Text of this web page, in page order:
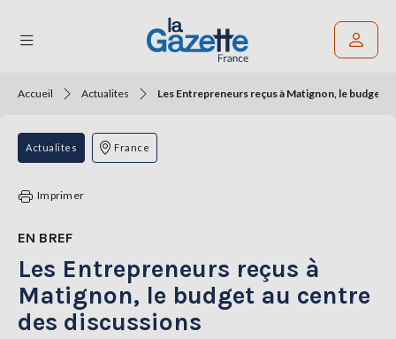
THÉMATIQUES
RÉGIONS
TENDANCES
SERVICES
LA
Accueil Actualites Les Entrepreneurs reçus à Matignon, le budget
Actualites France
Imprimer
EN BREF
Les Entrepreneurs reçus à
Matignon, le budget au centre
des discussions